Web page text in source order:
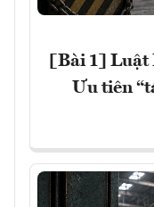
[Bài 1] Luật
Ưu tiên